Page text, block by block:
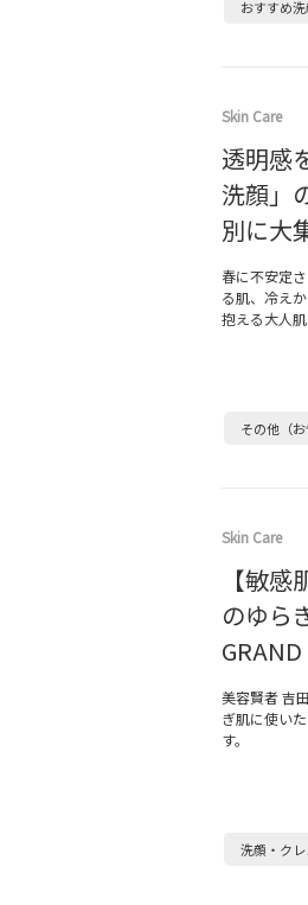
おすすめ洗
Skin Care
透明感
洗顔」
別に大
春に不安定
る肌、冷え
抱える大人
その他（お
Skin Care
【敏
のゆら
GRAND
美容賢者 吉
ぎ肌に使い
す。
洗顔・ク